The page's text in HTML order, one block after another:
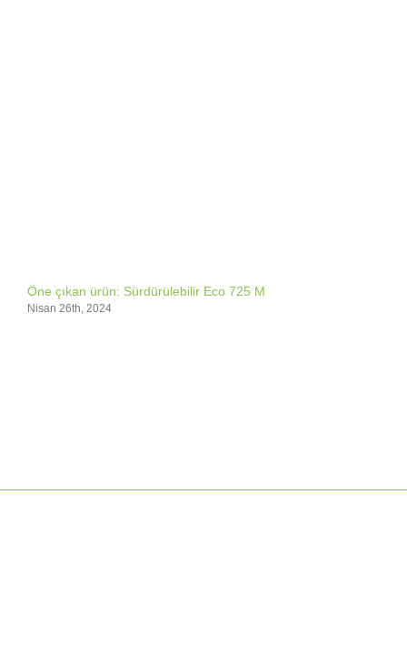
Öne çıkan ürün: Sürdürülebilir Eco 725 M
Nisan 26th, 2024